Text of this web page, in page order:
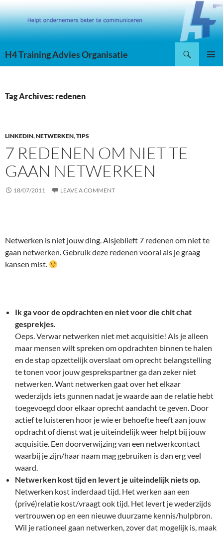
Skip
to
content
H4 Training Advies Organisatie
Tag Archives: redenen
LINKEDIN,NETWERKEN,TIPS
7 REDENEN OM NIET TE
GAAN NETWERKEN
18/07/2011 LEAVE A COMMENT
Netwerken is niet jouw ding. Alsjeblieft 7 redenen om niet te
gaan netwerken. Gebruik deze redenen vooral als je graag
kansen mist.
Ik ga voor de opdrachten en niet voor die chit chat
gesprekjes.
Oeps. Verwar netwerken niet met acquisitie! Als je alleen
maar mensen wilt spreken om opdrachten binnen te halen
en de stap opzettelijk overslaat om oprecht belangstelling
te tonen voor jouw gesprekspartner ga dan zeker niet
netwerken. Want netwerken gaat over het elkaar
wederzijds iets gunnen nadat je waarde aan de relatie hebt
toegevoegd door elkaar oprecht aandacht te geven. Door
actief te luisteren hoor je wie er behoefte heeft aan jouw
opdracht of dienst wat je uiteindelijk weer helpt bij jouw
acquisitie. Een doorverwijzing van een netwerkcontact
waarbij je zijn/haar naam mag gebruiken is dan erg veel
waard.
Netwerken kost tijd en levert je uiteindelijk niets op.
Netwerken kost inderdaad tijd. Het werken aan een
(privé)relatie kost/vraagt ook tijd. Het levert je wederzijds
vertrouwen op en een nieuwe duurzame kennis/hulpbron.
Wil je rationeel gaan netwerken, zover dat mogelijk is, maak